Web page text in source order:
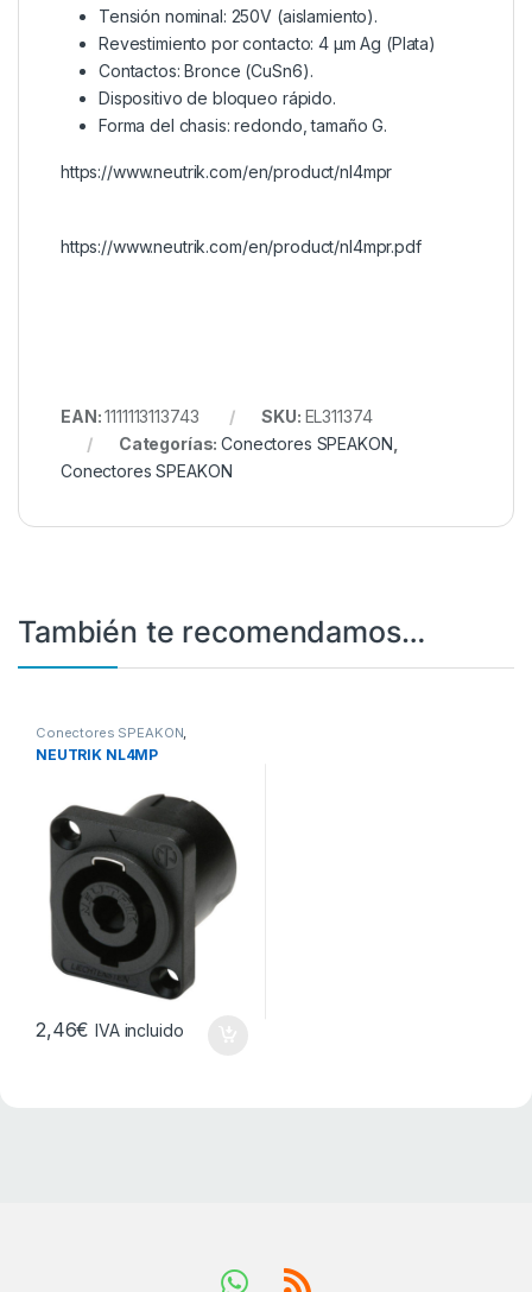
Tensión nominal: 250V (aislamiento).
Revestimiento por contacto: 4 µm Ag (Plata)
Contactos: Bronce (CuSn6).
Dispositivo de bloqueo rápido.
Forma del chasis: redondo, tamaño G.
https://www.neutrik.com/en/product/nl4mpr
https://www.neutrik.com/en/product/nl4mpr.pdf
EAN:1111113113743 SKU: EL311374
Categorías:Conectores SPEAKON
Conectores SPEAKON
También te recomendamos…
Conectores SPEAKON,
Conectores SPEAKON
NEUTRIK NL4MP
2,46€ IVA incluido